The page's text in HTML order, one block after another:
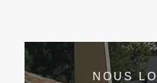
NOUS